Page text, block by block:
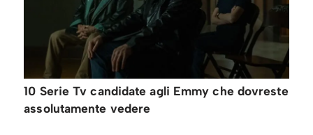
10 Serie Tv candidate agli Emmy che dovreste
assolutamente vedere